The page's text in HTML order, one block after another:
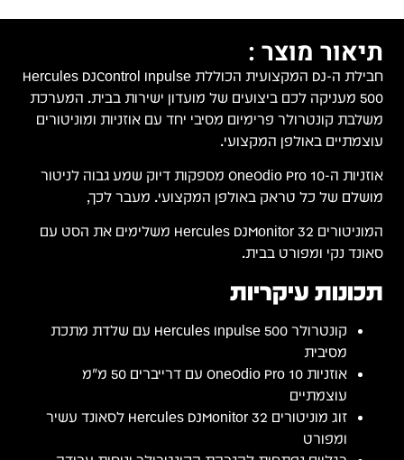
תיאור מוצר :
חבילת ה-DJ המקצועית הכוללת Hercules DJControl Inpulse
500 מעניקה לכם ביצועים של מועדון ישירות בבית. המערכת
משלבת קונטרולר פרימיום מסיבי יחד עם אוזניות ומוניטורים
עוצמתיים באולפן המקצועי.
אוזניות ה-OneOdio Pro 10 מספקות דיוק שמע גבוה לניטור
מושלם של כל טראק באולפן המקצועי. מעבר לכך,
המוניטורים Hercules DJMonitor 32 משלימים את הסט עם
סאונד נקי ומפורט בבית.
תכונות עיקריות
קונטרולר Hercules Inpulse 500 עם שלדת מתכת
מסיבית
אוזניות OneOdio Pro 10 עם דרייברים 50 מ"מ
עוצמתיים
זוג מוניטורים Hercules DJMonitor 32 לסאונד עשיר
ומפורט